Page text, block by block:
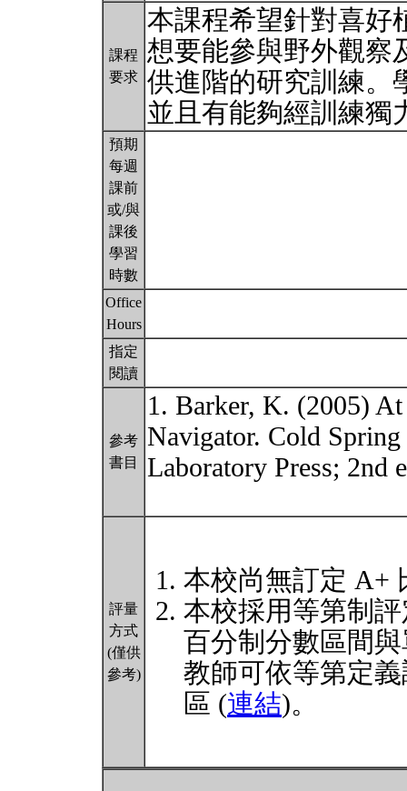
課程
要求
本課程希望針對喜好
想要能參與野外觀察
供進階的研究訓練。
並且有能夠經訓練
預期
每週
課前
或/與
課後
學習
時數
Office
Hours
指定
閱讀
參考
書目
1. Barker, K. (2005)
Navigator. Cold
Laboratory Press; 2nd
評量
方式
(僅供
參考)
本校尚無訂定 A+
本校採用等第制
百分制分數區間
教師可依等第定
區 (連結)。